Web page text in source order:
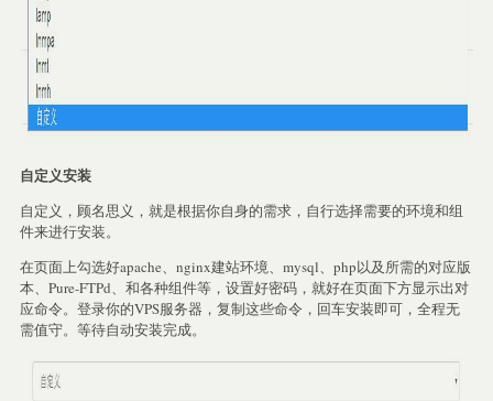
自定义安装
自定义，顾名思义，就是根据你自身的需求，自行选择需要的环境和组
件来进行安装。
在页面上勾选好apache、nginx建站环境、mysql、php以及所需的对应版
本、Pure-FTPd、和各种组件等，设置好密码，就好在页面下方显示出对
应命令。登录你的VPS服务器，复制这些命令，回车安装即可，全程无
需值守。等待自动安装完成。